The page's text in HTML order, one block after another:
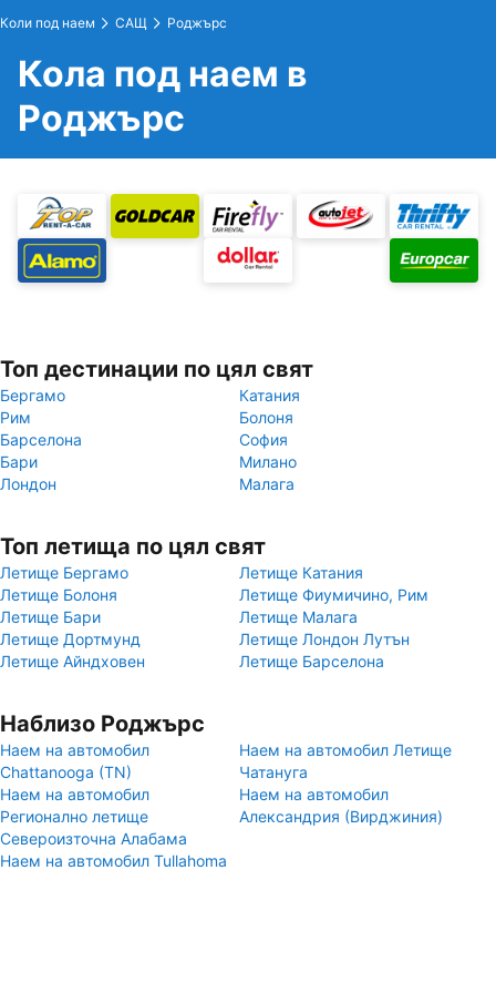
Коли под наем САЩ Роджърс
Кола под наем в
Роджърс
Топ дестинации по цял свят
Бергамо
Катания
Рим
Болоня
Барселона
София
Бари
Милано
Лондон
Малага
Топ летища по цял свят
Летище Бергамо
Летище Катания
Летище Болоня
Летище Фиумичино, Рим
Летище Бари
Летище Малага
Летище Дортмунд
Летище Лондон Лутън
Летище Айндховен
Летище Барселона
Наблизо Роджърс
Наем на автомобил
Chattanooga (TN)
Наем на автомобил Летище
Чатануга
Наем на автомобил
Регионално летище
Североизточна Алабама
Наем на автомобил
Александрия (Вирджиния)
Наем на автомобил Tullahoma